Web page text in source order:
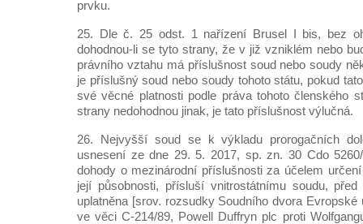
prvku.
25. Dle č. 25 odst. 1 nařízení Brusel I bis, bez
dohodnou-li se tyto strany, že v již vzniklém nebo
právního vztahu má příslušnost soud nebo soudy
je příslušný soud nebo soudy tohoto státu, pokud
své věcné platnosti podle práva tohoto členského
strany nedohodnou jinak, je tato příslušnost výlučná.
26. Nejvyšší soud se k výkladu prorogačních
usnesení ze dne 29. 5. 2017, sp. zn. 30 Cdo
dohody o mezinárodní příslušnosti za účelem
její působnosti, přísluší vnitrostátnímu soudu,
uplatněna [srov. rozsudky Soudního dvora Evropské
ve věci C-214/89, Powell Duffryn plc proti